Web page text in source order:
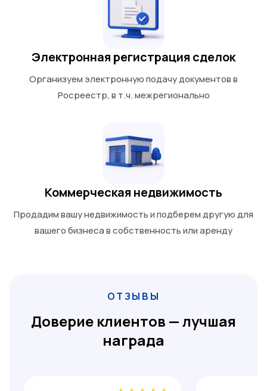
Электронная регистрация сделок
Организуем электронную подачу документов в
Росреестр, в т.ч. межрегионально
Коммерческая недвижимость
Продадим вашу недвижимость и подберем другую для
вашего бизнеса в собственность или аренду
ОТЗЫВЫ
Доверие клиентов — лучшая
награда